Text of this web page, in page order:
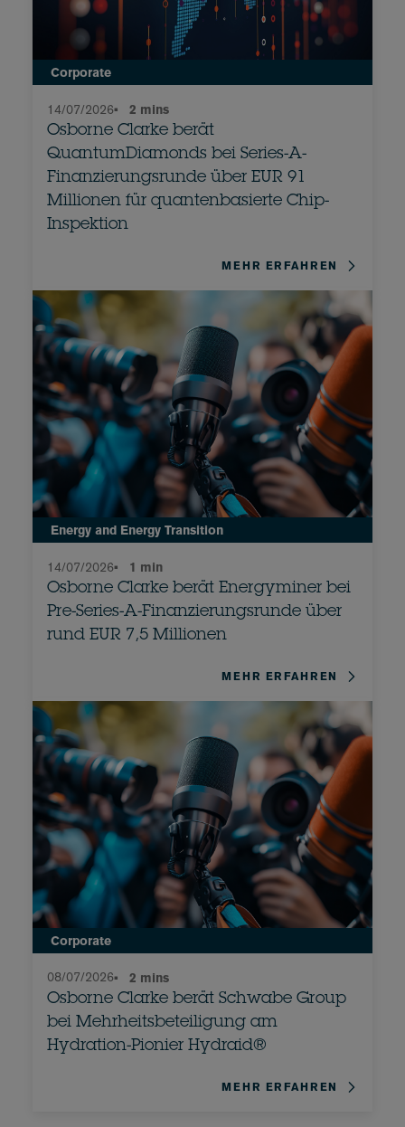
Corporate
Osborne Clarke berät
QuantumDiamonds bei Series-A-
Finanzierungsrunde über EUR 91
Millionen für quantenbasierte Chip-
Inspektion
14/07/2026• 2 mins
MEHR ERFAHREN
Energy and Energy Transition
Osborne Clarke berät Energyminer bei
Pre-Series-A-Finanzierungsrunde über
rund EUR 7,5 Millionen
14/07/2026• 1 min
MEHR ERFAHREN
Corporate
Osborne Clarke berät Schwabe Group
bei Mehrheitsbeteiligung am
Hydration-Pionier Hydraid®
08/07/2026• 2 mins
MEHR ERFAHREN